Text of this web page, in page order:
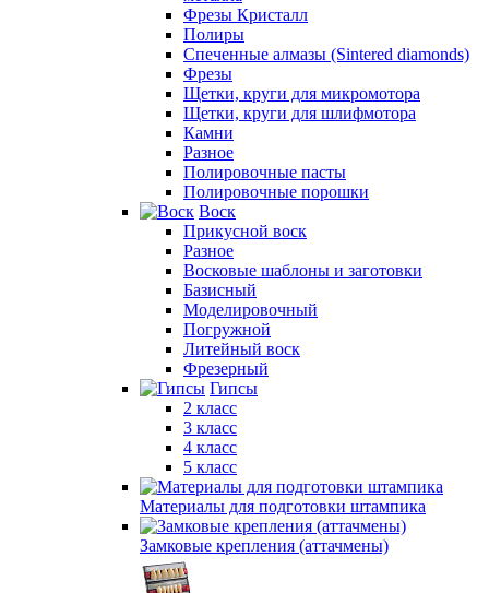
Фрезы Кристалл
Полиры
Спеченные алмазы (Sintered diamonds)
Фрезы
Щетки, круги для микромотора
Щетки, круги для шлифмотора
Камни
Разное
Полировочные пасты
Полировочные порошки
Воск
Прикусной воск
Разное
Восковые шаблоны и заготовки
Базисный
Моделировочный
Погружной
Литейный воск
Фрезерный
Гипсы
2 класс
3 класс
4 класс
5 класс
Материалы для подготовки штампика
Замковые крепления (аттачмены)